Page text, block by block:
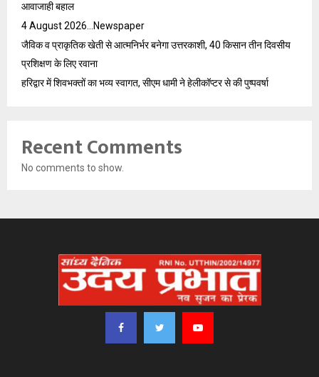
आवाजाही बहाल
4 August 2026…Newspaper
जैविक व प्राकृतिक खेती से आत्मनिर्भर बनेगा उत्तरकाशी, 40 किसान तीन दिवसीय
प्रशिक्षण के लिए रवाना
हरिद्वार में शिवभक्तों का भव्य स्वागत, सीएम धामी ने हेलीकॉप्टर से की पुष्पवर्षा
Recent Comments
No comments to show.